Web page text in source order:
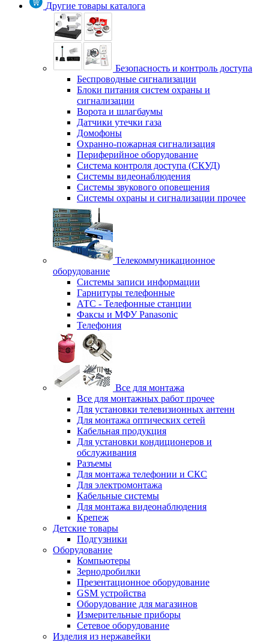
Другие товары каталога
Безопасность и контроль доступа
Беспроводные сигнализации
Блоки питания систем охраны и
сигнализации
Ворота и шлагбаумы
Датчики утечки газа
Домофоны
Охранно-пожарная сигнализация
Периферийное оборудование
Система контроля доступа (СКУД)
Системы видеонаблюдения
Системы звукового оповещения
Системы охраны и сигнализации прочее
Телекоммуникационное
оборудование
Системы записи информации
Гарнитуры телефонные
АТС - Телефонные станции
Факсы и МФУ Panasonic
Телефония
Все для монтажа
Все для монтажных работ прочее
Для установки телевизионных антенн
Для монтажа оптических сетей
Кабельная продукция
Для установки кондиционеров и
обслуживания
Разъемы
Для монтажа телефонии и СКС
Для электромонтажа
Кабельные системы
Для монтажа видеонаблюдения
Крепеж
Детские товары
Подгузники
Оборудование
Компьютеры
Зернодробилки
Презентационное оборудование
GSM устройства
Оборудование для магазинов
Измерительные приборы
Сетевое оборудование
Изделия из нержавейки